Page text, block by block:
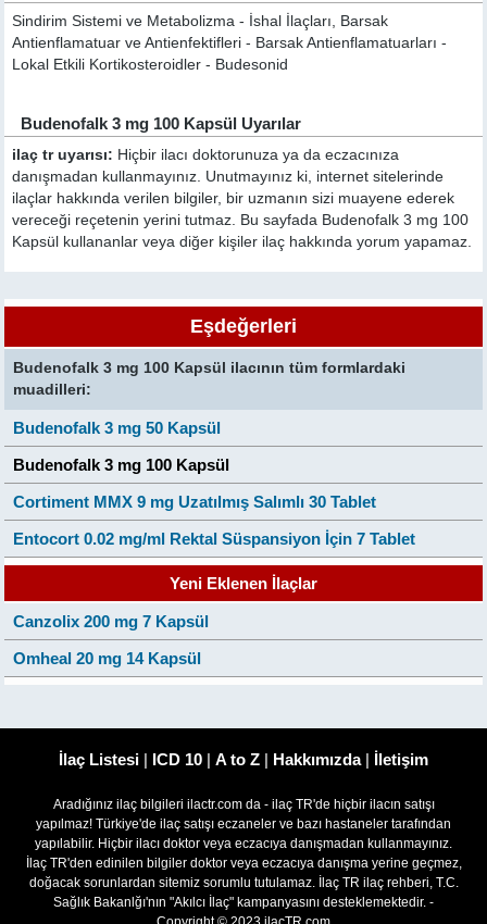
Sindirim Sistemi ve Metabolizma - İshal İlaçları, Barsak
Antienflamatuar ve Antienfektifleri - Barsak Antienflamatuarları -
Lokal Etkili Kortikosteroidler - Budesonid
Budenofalk 3 mg 100 Kapsül Uyarılar
ilaç tr uyarısı: Hiçbir ilacı doktorunuza ya da eczacınıza
danışmadan kullanmayınız. Unutmayınız ki, internet sitelerinde
ilaçlar hakkında verilen bilgiler, bir uzmanın sizi muayene ederek
vereceği reçetenin yerini tutmaz. Bu sayfada Budenofalk 3 mg 100
Kapsül kullananlar veya diğer kişiler ilaç hakkında yorum yapamaz.
Eşdeğerleri
Budenofalk 3 mg 100 Kapsül ilacının tüm formlardaki
muadilleri:
Budenofalk 3 mg 50 Kapsül
Budenofalk 3 mg 100 Kapsül
Cortiment MMX 9 mg Uzatılmış Salımlı 30 Tablet
Entocort 0.02 mg/ml Rektal Süspansiyon İçin 7 Tablet
Yeni Eklenen İlaçlar
Canzolix 200 mg 7 Kapsül
Omheal 20 mg 14 Kapsül
İlaç Listesi | ICD 10 | A to Z | Hakkımızda| İletişim
Aradığınız ilaç bilgileri ilactr.com da - ilaç TR'de hiçbir ilacın satışı
yapılmaz! Türkiye'de ilaç satışı eczaneler ve bazı hastaneler tarafından
yapılabilir. Hiçbir ilacı doktor veya eczacıya danışmadan kullanmayınız.
İlaç TR'den edinilen bilgiler doktor veya eczacıya danışma yerine geçmez,
doğacak sorunlardan sitemiz sorumlu tutulamaz. İlaç TR ilaç rehberi, T.C.
Sağlık Bakanlğı'nın "Akılcı İlaç" kampanyasını desteklemektedir. -